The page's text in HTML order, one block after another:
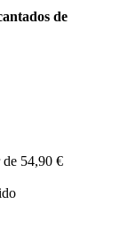
de
de 54,90 €